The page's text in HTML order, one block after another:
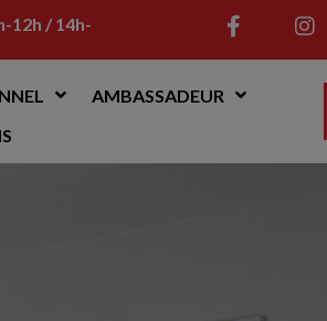
12h / 14h-
AMBASSADEUR